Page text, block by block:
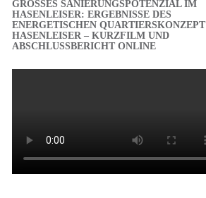
GROSSES SANIERUNGSPOTENZIAL IM H
ASENLEISER: ERGEBNISSE DES E
NERGETISCHEN QUARTIERSKONZEPT H
ASENLEISER – KURZFILM UND A
BSCHLUSSBERICHT ONLINE